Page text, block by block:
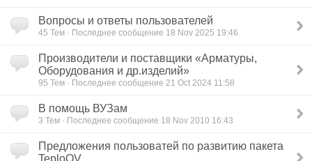
Вопросы и ответы пользователей
45 Тем · Последнее сообщение 18 Nov 2025 19:46
Производители и поставщики «Арматуры,
Оборудования и др.изделий»
95 Тем · Последнее сообщение 21 Oct 2024 11:58
В помощь ВУЗам
3 Тем · Последнее сообщение 18 Nov 2010 16:43
Предложения пользоватей по развитию пакета
TeploOV